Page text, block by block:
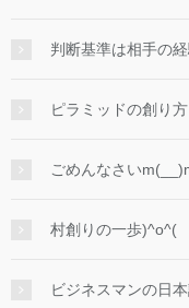
判断基準は相手の
ピラミッドの創り方
ごめんなさい
村創りの一歩)^o^(
ビジネスマンの日